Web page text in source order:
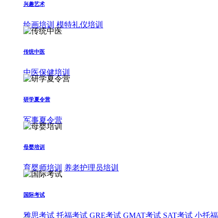
兴趣艺术
绘画培训 模特礼仪培训
传统中医
中医保健培训
研学夏令营
军事夏令营
母婴培训
育婴师培训 养老护理员培训
国际考试
雅思考试 托福考试 GRE考试 GMAT考试 SAT考试 小托